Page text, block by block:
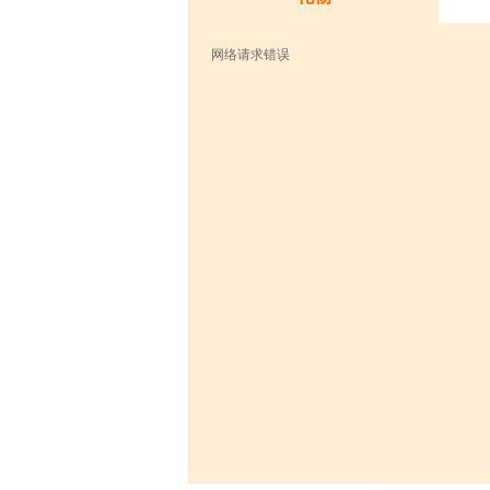
网络请求错误